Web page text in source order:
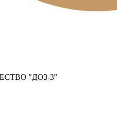
"ДОЗ-3"